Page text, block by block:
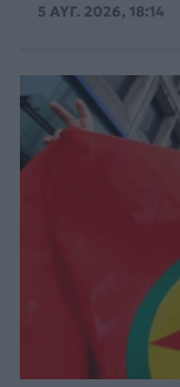
5 ΑΥΓ. 2026, 18:14